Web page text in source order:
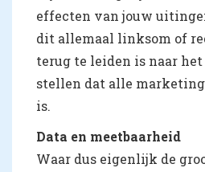
effecten van jouw
dit allemaal linksom of
terug te leiden is naar
stellen dat alle
is.
Data en meetbaarheid
Waar dus eigenlijk de